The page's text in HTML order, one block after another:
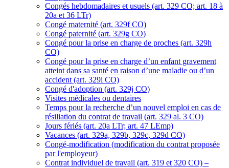
Congés hebdomadaires et usuels (art. 329 CO; art. 18 à
20a et 36 LTr)
Congé maternité (art. 329f CO)
Congé paternité (art. 329g CO)
Congé pour la prise en charge de proches (art. 329h
CO)
Congé pour la prise en charge d’un enfant gravement
atteint dans sa santé en raison d’une maladie ou d’un
accident (art. 329i CO)
Congé d'adoption (art. 329j CO)
Visites médicales ou dentaires
Temps pour la recherche d’un nouvel emploi en cas de
résiliation du contrat de travail (art. 329 al. 3 CO)
Jours fériés (art. 20a LTr; art. 47 LEmp)
Vacances (art. 329a, 329b, 329c, 329d CO)
Congé-modification (modification du contrat proposée
par l'employeur)
Contrat individuel de travail (art. 319 et 320 CO) –